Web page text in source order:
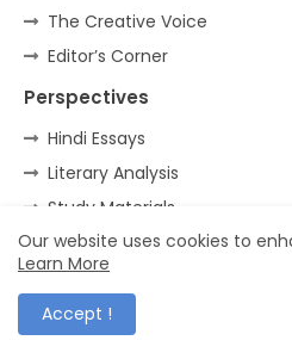
The Creative Voice
Editor’s Corner
Perspectives
Hindi Essays
Literary Analysis
Study Materials
Language & Expression
हमारे बारे में
Our website uses cookies to
Learn More
Accept !